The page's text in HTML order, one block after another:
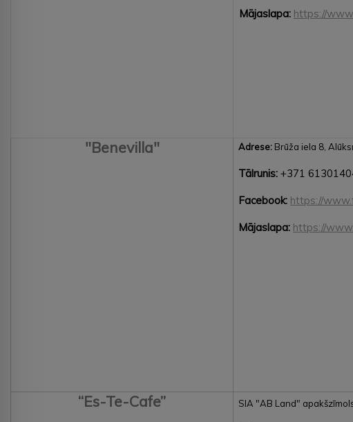
Mājaslapa: https://
"Benevilla" Adrese: Brūža iela 8,
Tālrunis: +371
Facebook: https://
Mājaslapa: https://
“Es-Te-Cafe” SIA "AB Land"